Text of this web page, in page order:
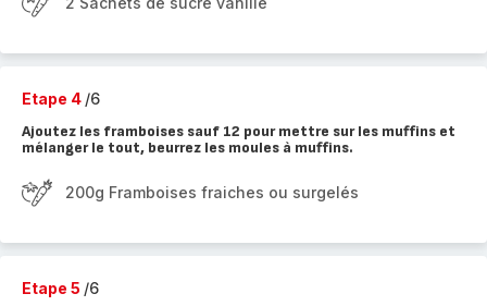
Etape 4 /6
Ajoutez les framboises sauf 12 pour mettre sur les muffins et
mélanger le tout, beurrez les moules à muffins.
200g Framboises fraiches ou surgelés
Etape 5 /6